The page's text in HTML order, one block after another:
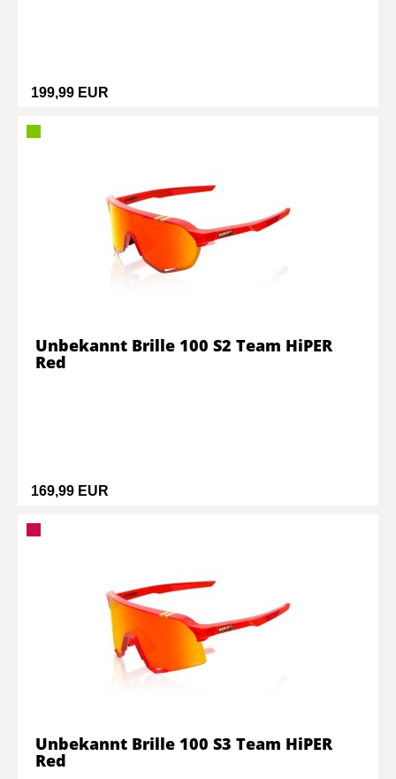
199,99 EUR
169,99 EUR
Unbekannt Brille 100 S2 Team HiPER
Red
Unbekannt Brille 100 S3 Team HiPER
Red